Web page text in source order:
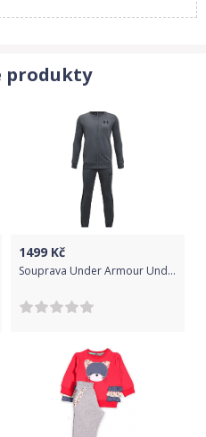
produkty
1499 Kč
Souprava Under Armour Under Armour Knit Track 1363290-012 Velikost YLG